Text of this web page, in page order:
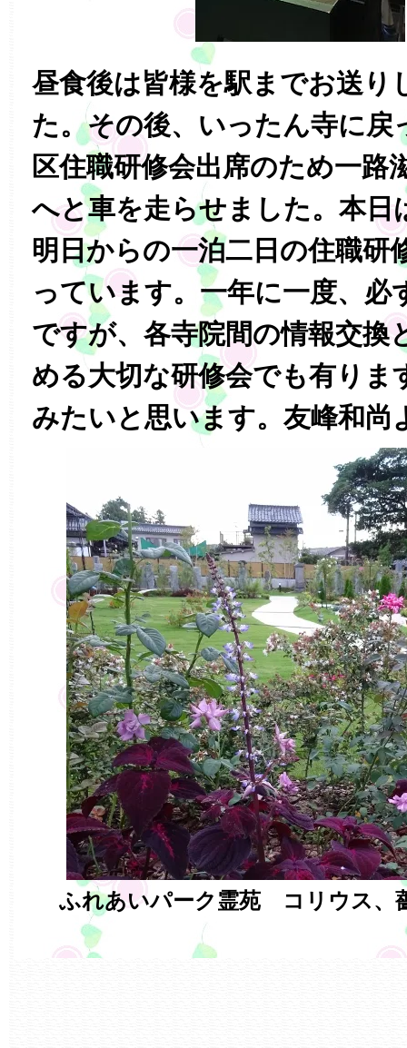
昼食後は皆様を駅までお送り
た。その後、いったん寺に戻
区住職研修会出席のため一路
へと車を走らせました。本日
明日からの一泊二日の住職研
っています。一年に一度、必
ですが、各寺院間の情報交換
める大切な研修会でも有りま
みたいと思います。友峰和尚
ふれあいパーク霊苑 コリウス、